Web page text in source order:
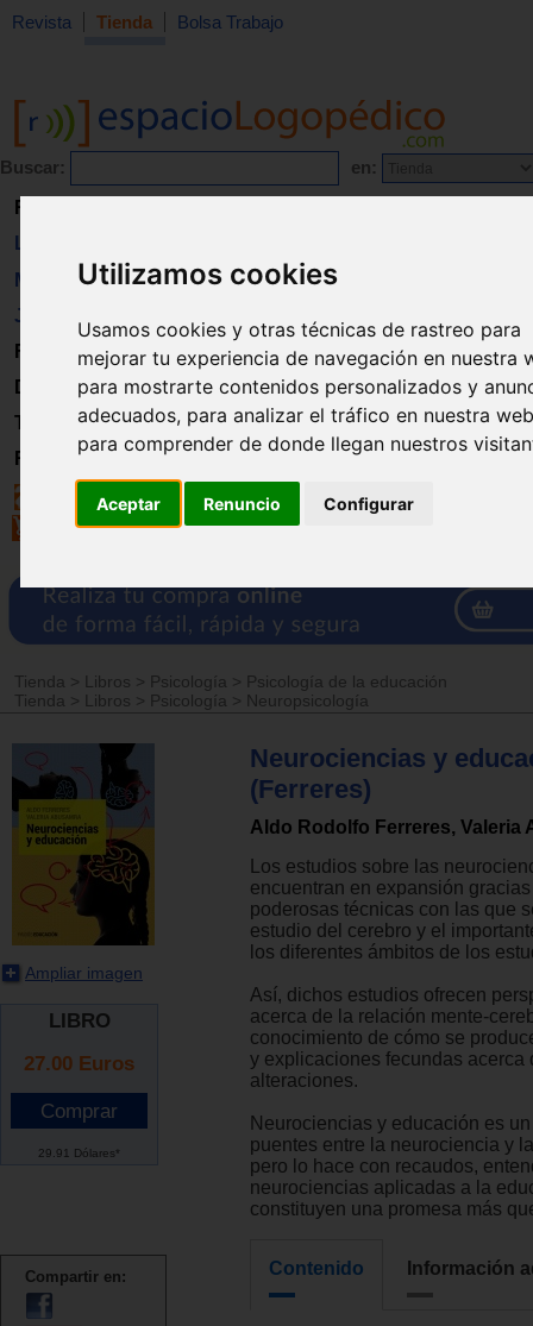
Utilizamos cookies
Usamos cookies y otras técnicas de rastreo para
mejorar tu experiencia de navegación en nuestra
para mostrarte contenidos personalizados y
adecuados, para analizar el tráfico en nuestra
para comprender de donde llegan nuestros
Aceptar Renuncio Configurar
Revista Tienda Bolsa Trabajo
Buscar: en:
Revista
Libros
Material
Juguetes
Formación
Directorio
Trabajo
Registro
Tienda > Libros > Psicología > Psicología de la educación
Tienda
> Libros > Psicología > Neuropsicología
Ampliar imagen
LIBRO
27.00 Euros
29.91 Dólares*
Compartir en:
Neurociencias y
(Ferreres)
Aldo Rodolfo Ferreres, Valeria
Los estudios sobre las
encuentran en expansión
poderosas técnicas con las que
estudio del cerebro y el
los diferentes ámbitos de los
Así, dichos estudios ofrecen
acerca de la relación mente-
conocimiento de cómo se
y explicaciones fecundas acerca
alteraciones.
Neurociencias y educación es
puentes entre la neurociencia y
pero lo hace con recaudos,
neurociencias aplicadas a la
constituyen una promesa más
Contenido Información